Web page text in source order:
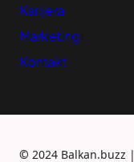
Karijera
Marketing
Kontakt
© 2024 Balkan.buzz |